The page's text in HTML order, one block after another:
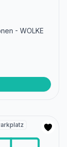
- WOLKE